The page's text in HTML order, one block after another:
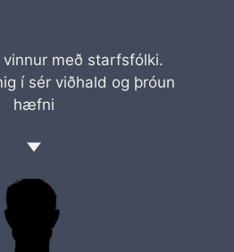
með starfsfólki.
í sér viðhald og þróun
hæfni